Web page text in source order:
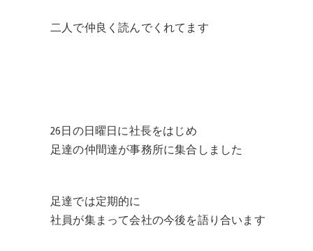
二人で仲良く読んでくれてます
26日の日曜日に社長をはじめ
足達の仲間達が事務所に集合しました
足達では定期的に
社員が集まって会社の今後を語り合います